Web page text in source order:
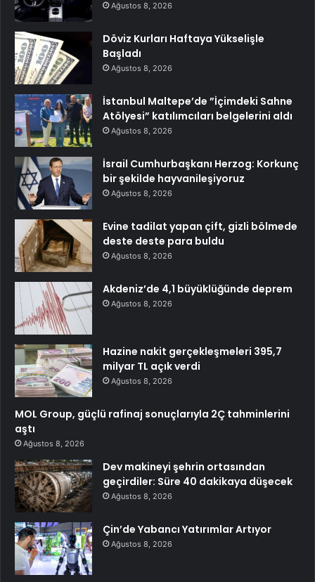
Ağustos 8, 2026
Döviz Kurları Haftaya Yükselişle
Başladı
Ağustos 8, 2026
İstanbul Maltepe’de ”İçimdeki Sahne
Atölyesi” katılımcıları belgelerini aldı
Ağustos 8, 2026
İsrail Cumhurbaşkanı Herzog: Korkunç
bir şekilde hayvanileşiyoruz
Ağustos 8, 2026
Evine tadilat yapan çift, gizli bölmede
deste deste para buldu
Ağustos 8, 2026
Akdeniz’de 4,1 büyüklüğünde deprem
Ağustos 8, 2026
Hazine nakit gerçekleşmeleri 395,7
milyar TL açık verdi
Ağustos 8, 2026
MOL Group, güçlü rafinaj sonuçlarıyla 2Ç tahminlerini
aştı
Ağustos 8, 2026
Dev makineyi şehrin ortasından
geçirdiler: Süre 40 dakikaya düşecek
Ağustos 8, 2026
Çin’de Yabancı Yatırımlar Artıyor
Ağustos 8, 2026